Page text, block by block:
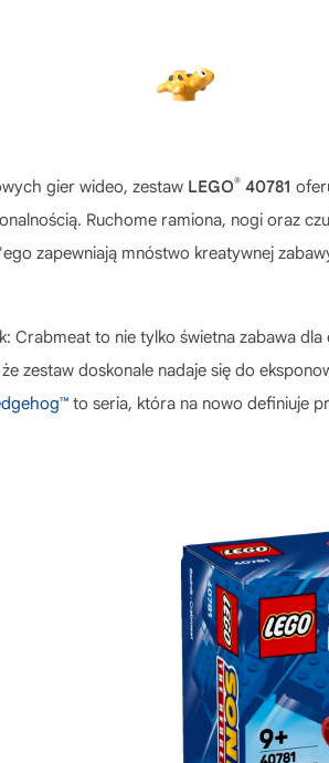
gier wideo, zestaw LEGO® 40781
Ruchome ramiona, nogi oraz
zapewniają mnóstwo kreatywnej
Crabmeat to nie tylko świetna zabawa
zestaw doskonale nadaje się do
to seria, która na nowo definiuje